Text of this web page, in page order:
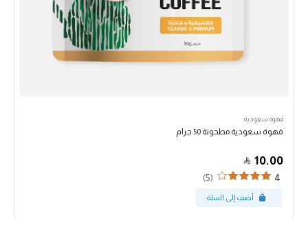
قهوة سعودية
قهوة سعودية مطحونة 50 جرام
10.00
4
(5)